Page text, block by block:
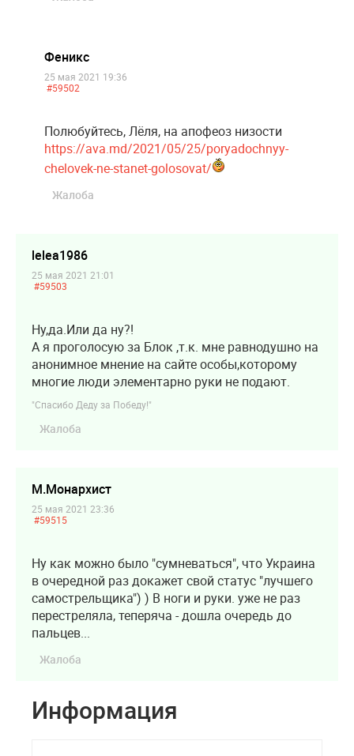
Феникс
25 мая 2021 19:36
#59502
Полюбуйтесь, Лёля, на апофеоз низости
https://ava.md/2021/05/25/poryadochnyy-
chelovek-ne-stanet-golosovat/
Жалоба
lelea1986
25 мая 2021 21:01
#59503
Ну,да.Или да ну?!
А я проголосую за Блок ,т.к. мне равнодушно на
анонимное мнение на сайте особы,которому
многие люди элементарно руки не подают.
"Спасибо Деду за Победу!"
Жалоба
М.Монархист
25 мая 2021 23:36
#59515
Ну как можно было "сумневаться", что Украина
в очередной раз докажет свой статус "лучшего
самострельщика") ) В ноги и руки. уже не раз
перестреляла, теперяча - дошла очередь до
пальцев...
Жалоба
Информация